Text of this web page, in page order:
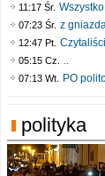
11:17 Śr.
07:23 Śr. z
12:47 Pt.
05:15 Cz. ..
07:13 Wt. PO
polityka